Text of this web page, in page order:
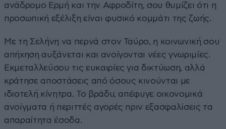
ανάδρομο Ερμή και την Αφροδίτη, σου θυμίζει ότι η
προσωπική εξέλιξη είναι φυσικό κομμάτι της ζωής.
Με τη Σελήνη να περνά στον Ταύρο, η κοινωνική σου
απήχηση αυξάνεται και ανοίγονται νέες γνωριμίες.
Εκμεταλλεύσου τις ευκαιρίες για δικτύωση, αλλά
κράτησε αποστάσεις από όσους κινούνται με
ιδιοτελή κίνητρα. Το βράδυ, απέφυγε οικονομικά
ανοίγματα ή περιττές αγορές πριν εξασφαλίσεις τα
απαραίτητα έσοδα.